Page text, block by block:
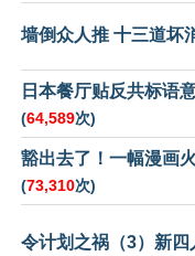
墙倒众人推 十三道坏
日本餐厅贴反共标语
(64,589次)
豁出去了！一幅漫画
(73,310次)
令计划之祸（3）新